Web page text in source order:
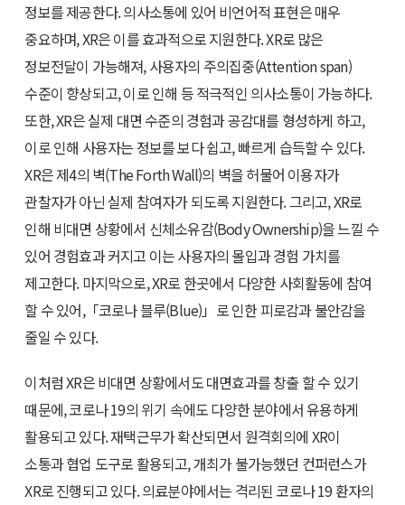
정보를 제공한다. 의사소통에 있어 비언어적 표현은 매우
중요하며, XR은 이를 효과적으로 지원한다. XR로 많은
정보전달이 가능해져, 사용자의 주의집중(Attention span)
수준이 향상되고, 이로 인해 등 적극적인 의사소통이 가능하다.
또한, XR은 실제 대면 수준의 경험과 공감대를 형성하게 하고,
이로 인해 사용자는 정보를 보다 쉽고, 빠르게 습득할 수 있다.
XR은 제4의 벽(The Forth Wall)의 벽을 허물어 이용자가
관찰자가 아닌 실제 참여자가 되도록 지원한다. 그리고, XR로
인해 비대면 상황에서 신체소유감(Body Ownership)을 느낄 수
있어 경험효과 커지고 이는 사용자의 몰입과 경험 가치를
제고한다. 마지막으로, XR로 한곳에서 다양한 사회활동에 참여
할 수 있어,「코로나 블루(Blue)」로 인한 피로감과 불안감을
줄일 수 있다.
이처럼 XR은 비대면 상황에서도 대면효과를 창출 할 수 있기
때문에, 코로나 19의 위기 속에도 다양한 분야에서 유용하게
활용되고 있다. 재택근무가 확산되면서 원격회의에 XR이
소통과 협업 도구로 활용되고, 개최가 불가능했던 컨퍼런스가
XR로 진행되고 있다. 의료분야에서는 격리된 코로나 19 환자의